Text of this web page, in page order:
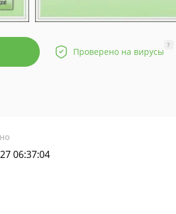
Проверено на вирусы
?
06:37:04